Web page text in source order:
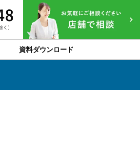
資料ダウンロード